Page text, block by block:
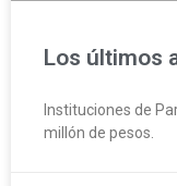
Los últimos
Instituciones de
millón de pesos.